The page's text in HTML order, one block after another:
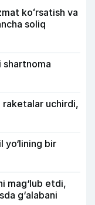
koʻrsatish va
soliq
shartnoma
raketalar uchirdi,
yo‘lining bir
mag‘lub etdi,
g‘alabani